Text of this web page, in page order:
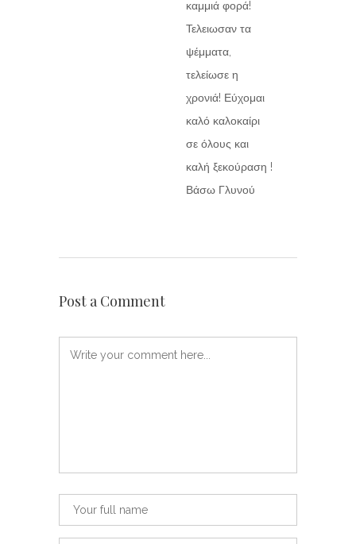
καμμιά φορά!
Τελειωσαν τα
ψέμματα,
τελείωσε η
χρονιά! Εύχομαι
καλό καλοκαίρι
σε όλους και
καλή ξεκούραση !
Βάσω Γλυνού
Post a Comment